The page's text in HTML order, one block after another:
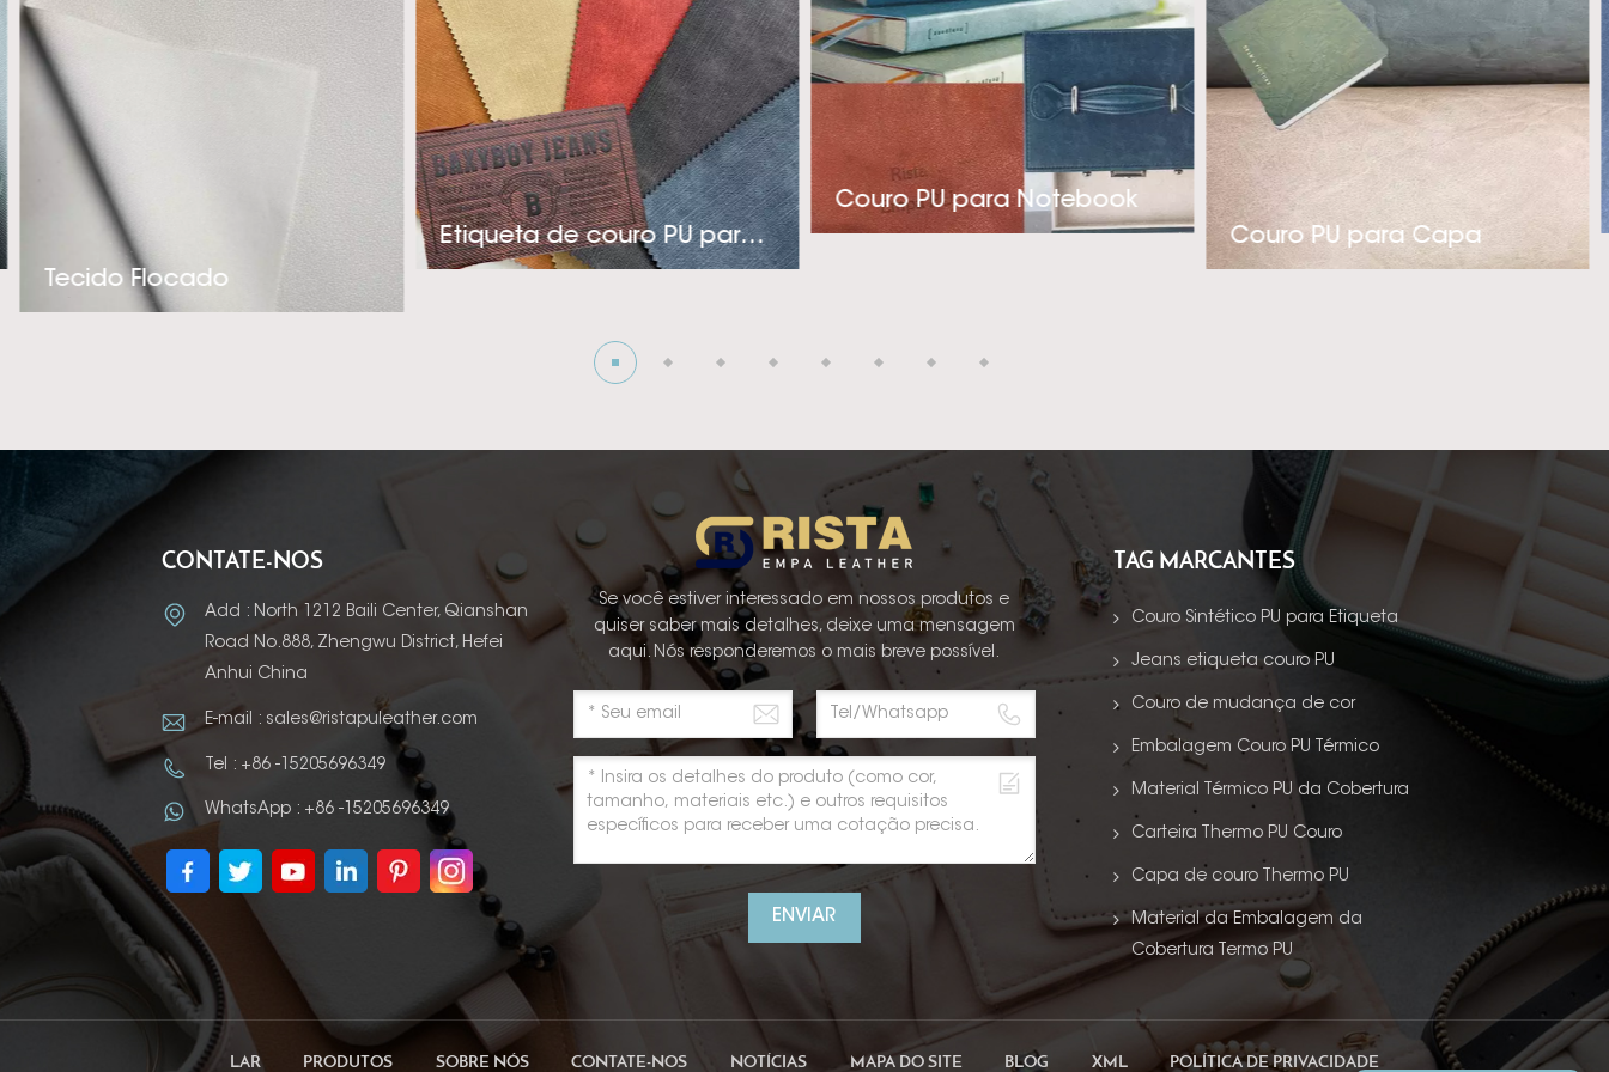
e adequado para a indústria de rótulos, embalagens e coberturas de luxo. Com nossa
experiência técnica e pensamento inovador, a Rista adota uma abordagem pró-ativa na
criação de produtos econômicos e de aplicação específica para atender nossos clientes’
precisa. Se você estiver procurando por um fornecedor de couro sintético PU térmico polidor
de alta qualidade para sua indústria de roupas, capas ou embalagens sofisticadas, por favor,
entre em contato conosco! A visão da empresa é tentando para se tornar o mais profissional
e melhor fornecedor de couro sintético PU térmico! Ansiosos para criar uma cooperação
profunda com você!
Tecido Flocado
Etiqueta de couro PU para jeans
Couro PU para Notebook
Couro PU para Capa
CONTATE-NOS
Add : North 1212 Baili Center, Qianshan
Road No.888, Zhengwu District, Hefei
Anhui China
E-mail : sales@ristapuleather.com
Tel : +86 -15205696349
WhatsApp : +86 -15205696349
Se você estiver interessado em nossos produtos e
quiser saber mais detalhes, deixe uma mensagem
aqui. Nós responderemos o mais breve possível.
ENVIAR
TAG MARCANTES
Couro Sintético PU para Etiqueta
Jeans etiqueta couro PU
Couro de mudança de cor
Embalagem Couro PU Térmico
Material Térmico PU da Cobertura
Carteira Thermo PU Couro
Capa de couro Thermo PU
Material da Embalagem da
Cobertura Termo PU
LAR PRODUTOS SOBRE NÓS CONTATE-NOS NOTÍCIAS MAPA DO SITE BLOG XML POLÍTICA DE PRIVACIDADE